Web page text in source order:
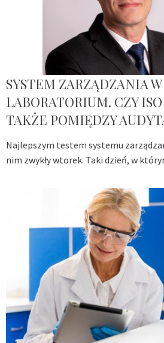
SYSTEM ZARZĄDZANIA W
LABORATORIUM. CZY
TAKŻE POMIĘDZY
Najlepszym testem systemu
nim zwykły wtorek. Taki dzień, w